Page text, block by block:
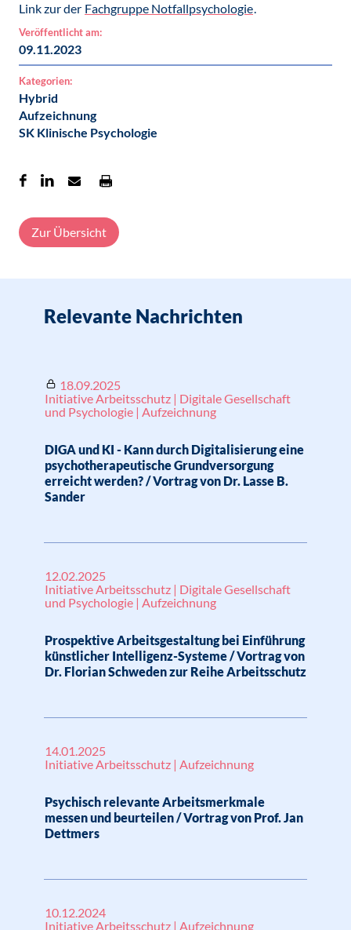
Link zur der Fachgruppe Notfallpsychologie.
Veröffentlicht am:
09.11.2023
Kategorien:
Hybrid
Aufzeichnung
SK Klinische Psychologie
Zur Übersicht
Relevante Nachrichten
18.09.2025
Initiative Arbeitsschutz | Digitale Gesellschaft
und Psychologie | Aufzeichnung
DIGA und KI - Kann durch Digitalisierung eine
psychotherapeutische Grundversorgung
erreicht werden? / Vortrag von Dr. Lasse B.
Sander
12.02.2025
Initiative Arbeitsschutz | Digitale Gesellschaft
und Psychologie | Aufzeichnung
Prospektive Arbeitsgestaltung bei Einführung
künstlicher Intelligenz-Systeme / Vortrag von
Dr. Florian Schweden zur Reihe Arbeitsschutz
14.01.2025
Initiative Arbeitsschutz | Aufzeichnung
Psychisch relevante Arbeitsmerkmale
messen und beurteilen / Vortrag von Prof. Jan
Dettmers
10.12.2024
Initiative Arbeitsschutz | Aufzeichnung